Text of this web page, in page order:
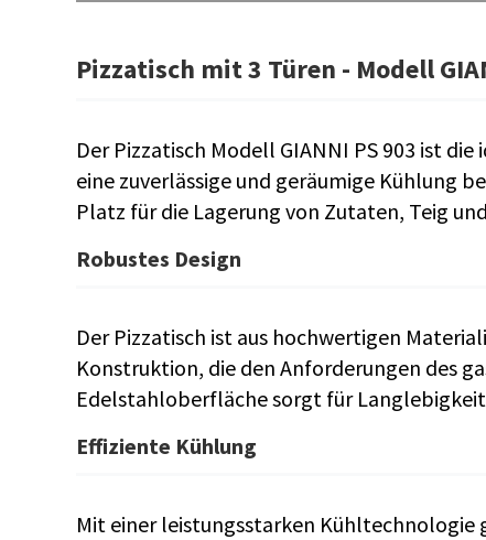
Pizzatisch mit 3 Türen - Modell
Der Pizzatisch Modell GIANNI PS 903 ist
eine zuverlässige und geräumige Kühlung
Platz für die Lagerung von Zutaten, Teig
Robustes Design
Der Pizzatisch ist aus hochwertigen
Konstruktion, die den Anforderungen des
Edelstahloberfläche sorgt für
Effiziente Kühlung
Mit einer leistungsstarken